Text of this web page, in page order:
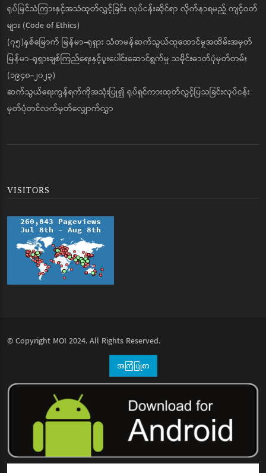
ရုပ်မြင်သံကြားနှင့်အသံထုတ်လွှင့်ခြင်း လုပ်ငန်းဆိုင်ရာ လိုက်နာရမည့် ကျင့်ဝတ်
များ (Code of Ethics)
(၇၅)နှစ်မြောက် မြန်မာ-ရုရှား သံတမန်ဆက်သွယ်ထူထောင်မှုအထိမ်းအမှတ်
မြန်မာ-ရုရှားချစ်ကြည်ရေးနှင့်ပူးပေါင်းဆောင်ရွက်မှု သမိုင်းဓာတ်ပုံမှတ်တမ်း
(၁၉၄၈-၂၀၂၃)
ဆက်သွယ်ရေးကွန်ရက်ကိုအသုံးပြု၍ ရုပ်ရှင်ကားထုတ်လွှင့်ပြသခြင်းလုပ်ငန်း
မှတ်ပုံတင်လက်မှတ်လျှောက်လွှာ
VISITORS
© Copyright MOI 2024. All Rights Reserved.
အကြံပြုစာ